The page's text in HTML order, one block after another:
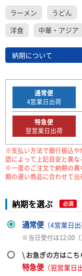
ラーメン うどん
洋食
中華・アジア
納期について
通常便
4営業日出荷
特急便
翌営業日出荷
※支払い方法で銀行振込や
認によって上記目安と異な
※一度のご注文で納期の異
期の遅い商品に合わせて出
納期を選ぶ 必須
通常便（4営業日出
※当日受付は12:00（
\ お急ぎの方はこ
特急便（翌営業日